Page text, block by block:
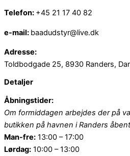
Telefon: +45 21 17 40 82
e-mail: baadudstyr@live.dk
Adresse:
Toldbodgade 25, 8930 Randers,
Detaljer
Åbningstider:
Om formiddagen arbejdes der på
butikken på havnen i Randers
Man-fre: 13:00 – 17:00
Lørdag: 10:00 – 13:00